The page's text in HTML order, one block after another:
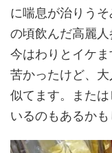
に喘息が治りう
の頃飲んだ高麗人
今はわりとイケ
苦かったけど、
似てます。また
いるのもあるかも